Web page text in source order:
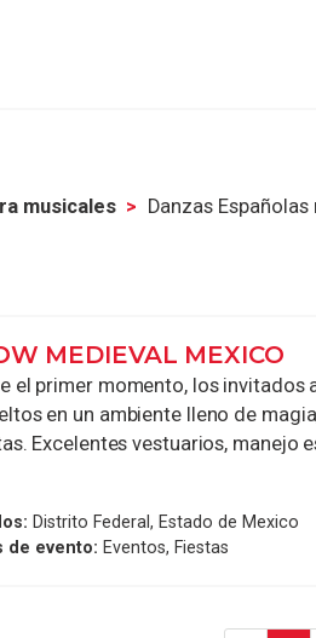
musicales Danzas
MEDIEVAL MEXICO
el primer momento, los invitados
en un ambiente lleno de
Excelentes vestuarios, manejo
Distrito Federal, Estado de Mexico
de evento: Eventos, Fiestas